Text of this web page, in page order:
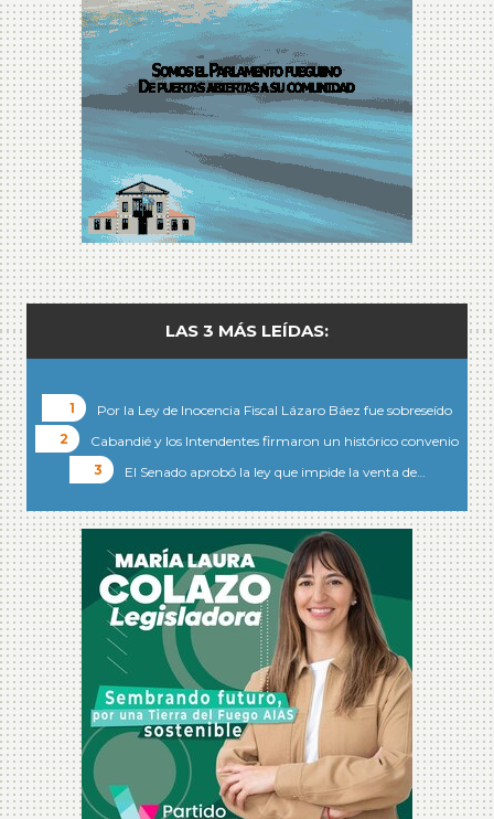
LAS 3 MÁS LEÍDAS:
Por la Ley de Inocencia Fiscal Lázaro Báez fue sobreseído
Cabandié y los Intendentes firmaron un histórico convenio
El Senado aprobó la ley que impide la venta de…